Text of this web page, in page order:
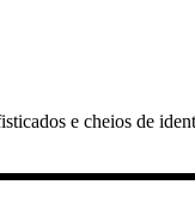
e cheios de